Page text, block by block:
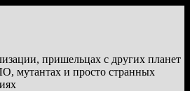
пришельцах с других планет
мутантах и просто странных